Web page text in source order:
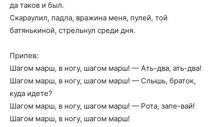
да таков и был.
Скараулил, падла, вражина меня, пулей, той
батянькиной, стрельнул среди дня.
Припев:
Шагом марш, в ногу, шагом марш! — Ать-два, ать-два!
Шагом марш, в ногу, шагом марш! — Слышь, браток,
куда идете?
Шагом марш, в ногу, шагом марш! — Рота, запе-вай!
Шагом марш, в ногу, шагом марш!